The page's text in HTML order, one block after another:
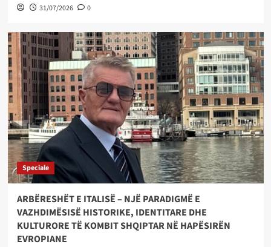
31/07/2026 0
Speciale
ARBËRESHËT E ITALISË – NJË PARADIGMË E
VAZHDIMËSISË HISTORIKE, IDENTITARE DHE
KULTURORE TË KOMBIT SHQIPTAR NË HAPËSIRËN
EVROPIANE